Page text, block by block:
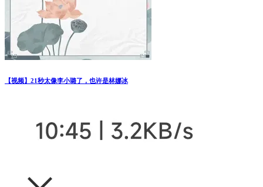
【视频】21秒太像李小璐了，也许是林娜冰